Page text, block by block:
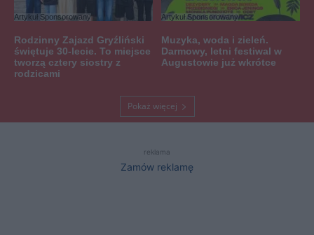
Artykuł Sponsorowany
Rodzinny Zajazd Gryźliński
świętuje 30-lecie. To miejsce
tworzą cztery siostry z
rodzicami
Artykuł Sponsorowany
Muzyka, woda i zieleń.
Darmowy, letni festiwal w
Augustowie już wkrótce
Pokaż więcej
reklama
Zamów reklamę